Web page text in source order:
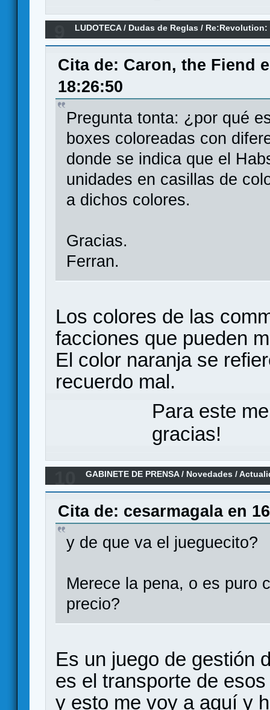
LUDOTECA/ Dudas de Reglas / Re:Revolution:
1648 (Dudas)
Cita de: Caron, the Fiend
18:26:50
Pregunta tonta: ¿por qué
boxes coloreadas con
donde se indica que el
unidades en casillas de
a dichos colores.
Gracias.
Ferran.
Los colores de las
facciones que pueden
El color naranja se
recuerdo mal.
Para este
gracias!
GABINETE DE PRENSA/ Novedades /
Roads & Boats.
Cita de: cesarmagala en
y de que va el jueguecito?
Merece la pena, o es puro
precio?
Es un juego de gestión
es el transporte de
y esto me voy a aquí y